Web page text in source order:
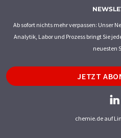
Ab sofort nichts mehr verpassen: Unser
Analytik, Labor und Prozess bringt Sie
neuesten
JETZT
chemie.de auf